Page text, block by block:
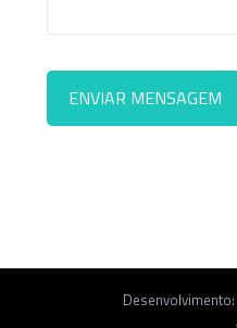
Desenvolvimento: